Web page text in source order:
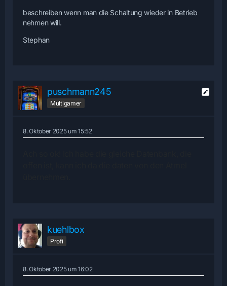
beschreiben wenn man die Schaltung wieder in Betrieb
nehmen will.
Stephan
puschmann245
Multigamer
8. Oktober 2025 um 15:52
kuehlbox
Profi
8. Oktober 2025 um 16:02